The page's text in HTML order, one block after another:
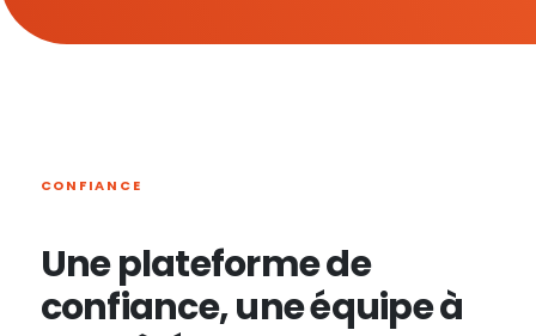
CONFIANCE
Une plateforme de
confiance, une équipe à